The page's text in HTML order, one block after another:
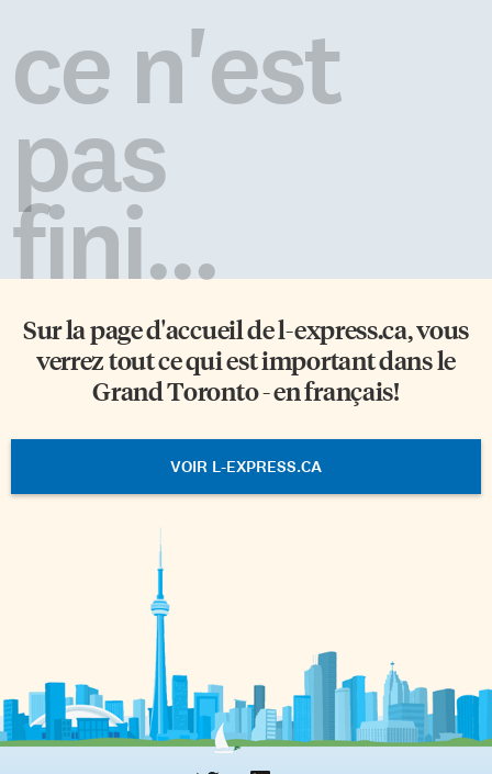
ce n'est
pas
fini...
Sur la page d'accueil del-express.ca, vous
verrez tout ce qui est important dans le
Grand Toronto - en français!
VOIR L-EXPRESS.CA